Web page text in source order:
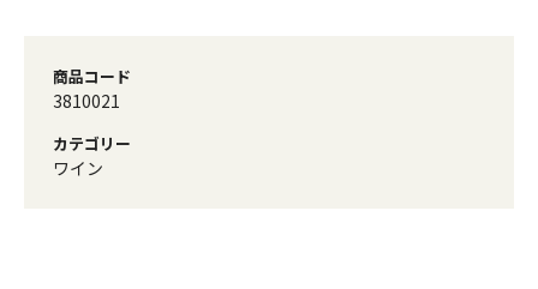
商品コード
3810021
カテゴリー
ワイン